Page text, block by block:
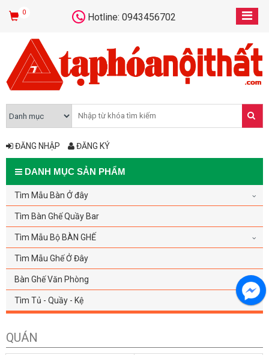
0 Hotline: 0943456702
ĐĂNG NHẬP ĐĂNG KÝ
DANH MỤC SẢN PHẨM
Tìm Mẫu Bàn Ở đây
Tìm Bàn Ghế Quầy Bar
Tìm Mẫu Bộ BÀN GHẾ
Tìm Mẫu Ghế Ở Đây
Bàn Ghế Văn Phòng
Tìm Tủ - Quầy - Kệ
QUÁN